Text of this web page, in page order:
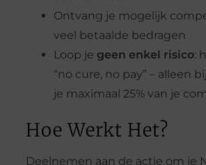
Ontvang je mogelijk
veel betaalde bedragen
Loop je geen enkel risico:
“no cure, no pay” – alleen
je maximaal 25% van je
Hoe Werkt Het?
Deelnemen aan de actie om je